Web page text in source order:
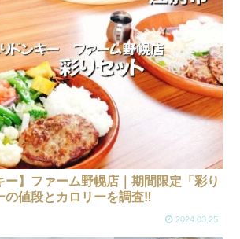
ー】ファーム野幌店｜期間限定「彩り
の値段とカロリーを調査‼
2024.03.25